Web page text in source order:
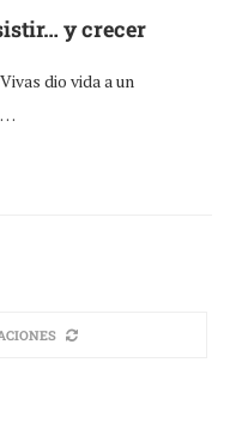
y crecer
dio vida a un
…